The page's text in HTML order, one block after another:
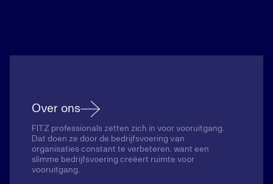
Over ons
FITZ professionals zetten zich in voor vooruitgang.
Dat doen ze door de bedrijfsvoering van
organisaties constant te verbeteren, want een
slimme bedrijfsvoering creëert ruimte voor
vooruitgang.